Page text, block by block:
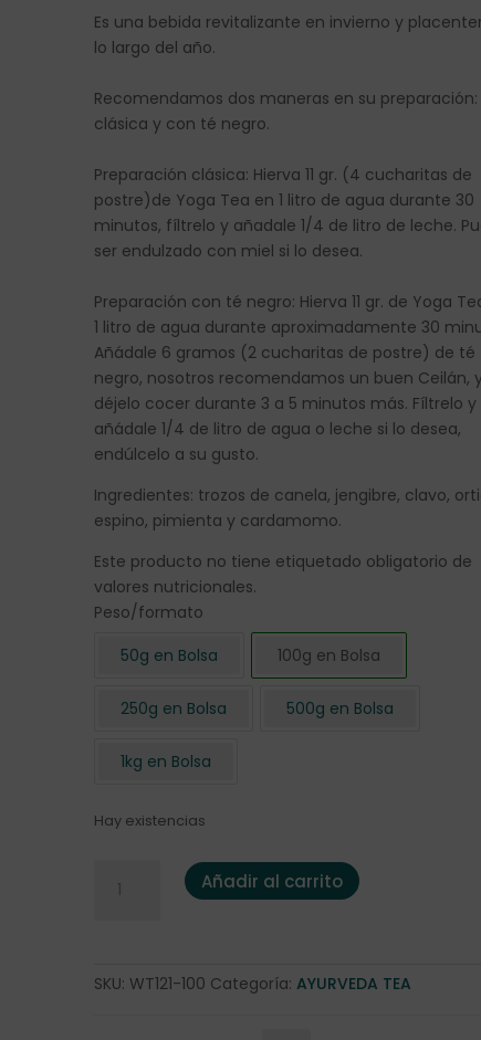
Es una bebida revitalizante en invierno y
lo largo del año.
Recomendamos dos maneras en su preparación:
clásica y con té negro.
Preparación clásica: Hierva 11 gr. (4 cucharitas de
postre)de Yoga Tea en 1 litro de agua durante 30
minutos, fíltrelo y añadale 1/4 de litro de leche.
ser endulzado con miel si lo desea.
Preparación con té negro: Hierva 11 gr. de Yoga
1 litro de agua durante aproximadamente 30
Añádale 6 gramos (2 cucharitas de postre) de té
negro, nosotros recomendamos un buen Ceilán,
déjelo cocer durante 3 a 5 minutos más. Fíltrelo y
añádale 1/4 de litro de agua o leche si lo desea,
endúlcelo a su gusto.
Ingredientes: trozos de canela, jengibre, clavo,
espino, pimienta y cardamomo.
Este producto no tiene etiquetado obligatorio de
valores nutricionales.
Peso/formato
50g en Bolsa
100g en Bolsa
250g en Bolsa 500g en Bolsa
1kg en Bolsa
Hay existencias
Infusión Ayurveda "Yogui Tea" 100 gr. cantidad
Añadir al carrito
SKU:WT121-100 Categoría:AYURVEDA TEA